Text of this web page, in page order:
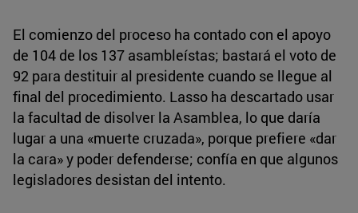
El comienzo del proceso ha contado con el apoyo
de 104 de los 137 asambleístas; bastará el voto de
92 para destituir al presidente cuando se llegue al
final del procedimiento. Lasso ha descartado usar
la facultad de disolver la Asamblea, lo que daría
lugar a una «muerte cruzada», porque prefiere «dar
la cara» y poder defenderse; confía en que algunos
legisladores desistan del intento.